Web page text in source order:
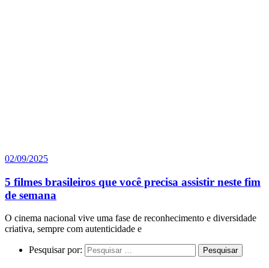
02/09/2025
5 filmes brasileiros que você precisa assistir neste fim
de semana
O cinema nacional vive uma fase de reconhecimento e diversidade
criativa, sempre com autenticidade e
Pesquisar por: